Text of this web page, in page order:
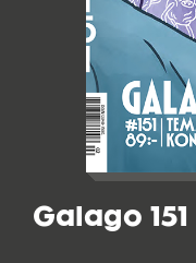
Galago 151